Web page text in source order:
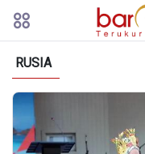
RUSIA